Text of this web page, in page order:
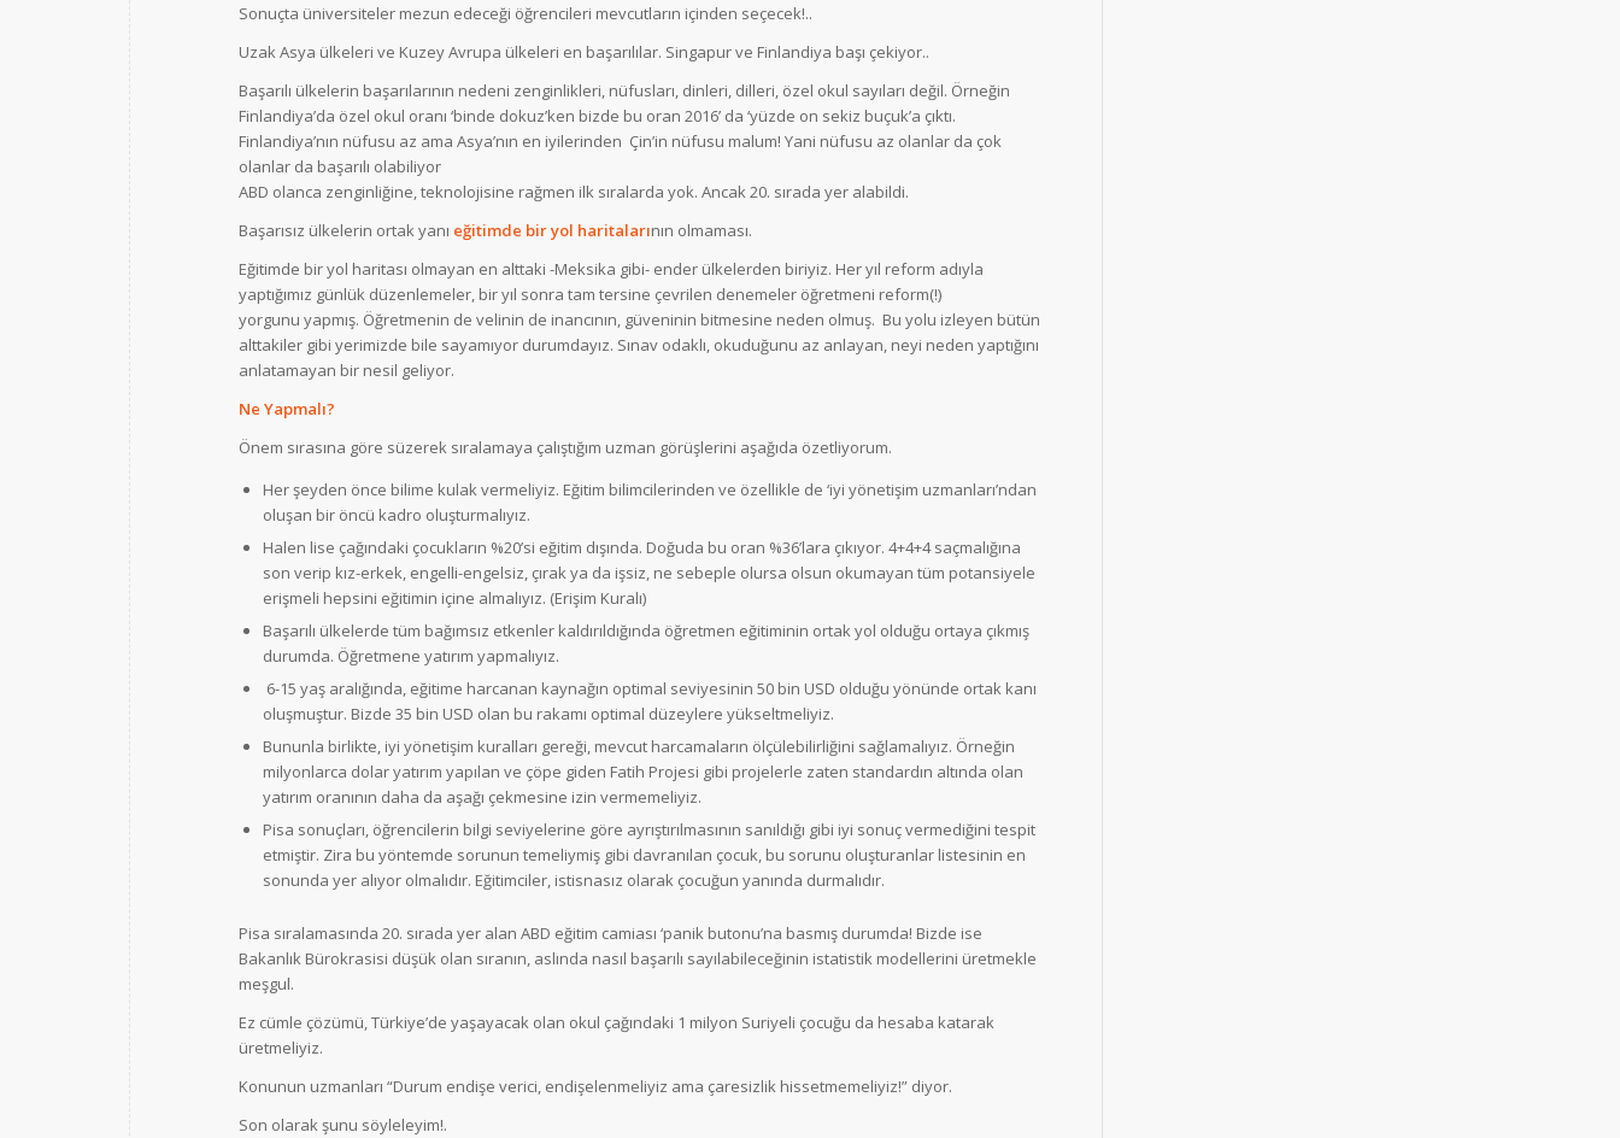
Sonuçta üniversiteler mezun edeceği öğrencileri mevcutların içinden seçecek!..
Uzak Asya ülkeleri ve Kuzey Avrupa ülkeleri en başarılılar. Singapur ve Finlandiya başı çekiyor..
Başarılı ülkelerin başarılarının nedeni zenginlikleri, nüfusları, dinleri, dilleri, özel okul sayıları değil. Örneğin
Finlandiya’da özel okul oranı ‘binde dokuz’ken bizde bu oran 2016’ da ‘yüzde on sekiz buçuk’a çıktı.
Finlandiya’nın nüfusu az ama Asya’nın en iyilerinden Çin’in nüfusu malum! Yani nüfusu az olanlar da çok
olanlar da başarılı olabiliyor
ABD olanca zenginliğine, teknolojisine rağmen ilk sıralarda yok. Ancak 20. sırada yer alabildi.
Başarısız ülkelerin ortak yanı eğitimde bir yol haritalarının olmaması.
Eğitimde bir yol haritası olmayan en alttaki -Meksika gibi- ender ülkelerden biriyiz. Her yıl reform adıyla
yaptığımız günlük düzenlemeler, bir yıl sonra tam tersine çevrilen denemeler öğretmeni reform(!)
yorgunu yapmış. Öğretmenin de velinin de inancının, güveninin bitmesine neden olmuş. Bu yolu izleyen bütün
alttakiler gibi yerimizde bile sayamıyor durumdayız. Sınav odaklı, okuduğunu az anlayan, neyi neden yaptığını
anlatamayan bir nesil geliyor.
Ne Yapmalı?
Önem sırasına göre süzerek sıralamaya çalıştığım uzman görüşlerini aşağıda özetliyorum.
Her şeyden önce bilime kulak vermeliyiz. Eğitim bilimcilerinden ve özellikle de ‘iyi yönetişim uzmanları’ndan
oluşan bir öncü kadro oluşturmalıyız.
Halen lise çağındaki çocukların %20’si eğitim dışında. Doğuda bu oran %36’lara çıkıyor. 4+4+4 saçmalığına
son verip kız-erkek, engelli-engelsiz, çırak ya da işsiz, ne sebeple olursa olsun okumayan tüm potansiyele
erişmeli hepsini eğitimin içine almalıyız. (Erişim Kuralı)
Başarılı ülkelerde tüm bağımsız etkenler kaldırıldığında öğretmen eğitiminin ortak yol olduğu ortaya çıkmış
durumda. Öğretmene yatırım yapmalıyız.
6-15 yaş aralığında, eğitime harcanan kaynağın optimal seviyesinin 50 bin USD olduğu yönünde ortak kanı
oluşmuştur. Bizde 35 bin USD olan bu rakamı optimal düzeylere yükseltmeliyiz.
Bununla birlikte, iyi yönetişim kuralları gereği, mevcut harcamaların ölçülebilirliğini sağlamalıyız. Örneğin
milyonlarca dolar yatırım yapılan ve çöpe giden Fatih Projesi gibi projelerle zaten standardın altında olan
yatırım oranının daha da aşağı çekmesine izin vermemeliyiz.
Pisa sonuçları, öğrencilerin bilgi seviyelerine göre ayrıştırılmasının sanıldığı gibi iyi sonuç vermediğini tespit
etmiştir. Zira bu yöntemde sorunun temeliymiş gibi davranılan çocuk, bu sorunu oluşturanlar listesinin en
sonunda yer alıyor olmalıdır. Eğitimciler, istisnasız olarak çocuğun yanında durmalıdır.
Pisa sıralamasında 20. sırada yer alan ABD eğitim camiası ‘panik butonu’na basmış durumda! Bizde ise
Bakanlık Bürokrasisi düşük olan sıranın, aslında nasıl başarılı sayılabileceğinin istatistik modellerini üretmekle
meşgul.
Ez cümle çözümü, Türkiye’de yaşayacak olan okul çağındaki 1 milyon Suriyeli çocuğu da hesaba katarak
üretmeliyiz.
Konunun uzmanları “Durum endişe verici, endişelenmeliyiz ama çaresizlik hissetmemeliyiz!” diyor.
Son olarak şunu söyleleyim!.